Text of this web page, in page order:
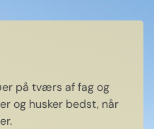
på tværs af fag og
og husker bedst, når